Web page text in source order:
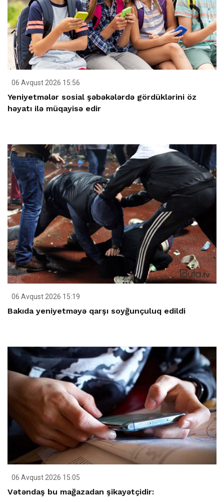
06 Avqust 2026 15:56
Yeniyetmələr sosial şəbəkələrdə gördüklərini öz
həyatı ilə müqayisə edir
06 Avqust 2026 15:19
Bakıda yeniyetməyə qarşı soyğunçuluq edildi
06 Avqust 2026 15:05
Vətəndaş bu mağazadan şikayətçidir: